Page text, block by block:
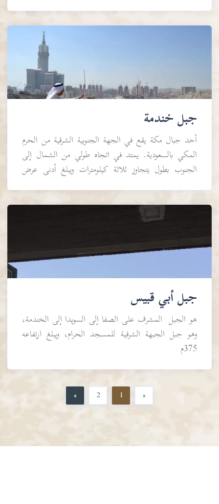
جبل خندمة
أحد جبال مكة يقع في الجهة الجنوبية الشرقية من الحرم
المكي بالسعودية. يمتد في اتجاه طولي من الشمال إلى
الجنوب بطول يتجاوز ثلاثة كيلومترات ويبلغ أدنى عرض
جبل أبي قبيس
هو الجبل المشرف على الصفا إلى السويدا إلى الخندمة،
وهو جبل الجبهة الشرقية للمسجد الحرام، ويبلغ ارتفاعه
375م
«
1
2
»